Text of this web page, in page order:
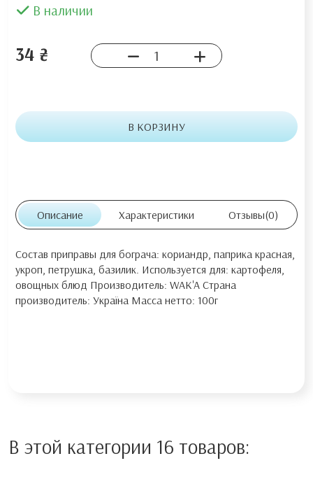
В наличии
34 ₴
В КОРЗИНУ
Описание Характеристики Отзывы(0)
Состав приправы для бограча: кориандр, паприка красная,
укроп, петрушка, базилик. Используется для: картофеля,
овощных блюд Производитель: WAK'A Страна
производитель: Україна Масса нетто: 100г
В этой категории 16 товаров: